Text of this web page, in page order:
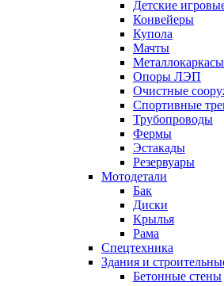
Детские
Конвейеры
Купола
Мачты
Опоры ЛЭП
Очистные
Спортивные
Трубопроводы
Фермы
Эстакады
Резервуары
Мотодетали
Бак
Диски
Крылья
Рама
Спецтехника
Здания и
Бетонные стены